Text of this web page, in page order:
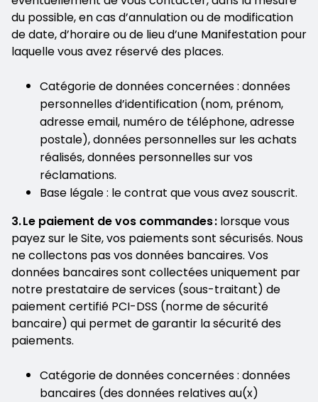
du possible, en cas d’annulation ou de modification
de date, d’horaire ou de lieu d’une Manifestation pour
laquelle vous avez réservé des places.
Catégorie de données concernées : données
personnelles d’identification (nom, prénom,
adresse email, numéro de téléphone, adresse
postale), données personnelles sur les achats
réalisés, données personnelles sur vos
réclamations.
Base légale : le contrat que vous avez souscrit.
3. Le paiement de vos commandes : lorsque vous
payez sur le Site, vos paiements sont sécurisés. Nous
ne collectons pas vos données bancaires. Vos
données bancaires sont collectées uniquement par
notre prestataire de services (sous-traitant) de
paiement certifié PCI-DSS (norme de sécurité
bancaire) qui permet de garantir la sécurité des
paiements.
Catégorie de données concernées : données
bancaires (des données relatives au(x)